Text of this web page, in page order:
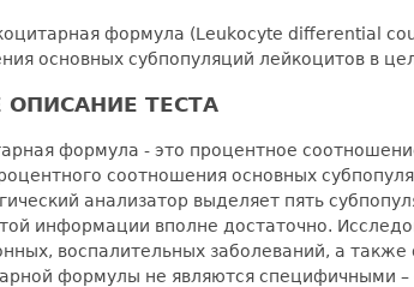
формула (Leukocyte differential
основных субпопуляций лейкоцитов в
ТЕСТА
формула - это процентное
соотношения основных
анализатор выделяет пять
информации вполне достаточно.
воспалительных заболеваний, а
формулы не являются специфичными –